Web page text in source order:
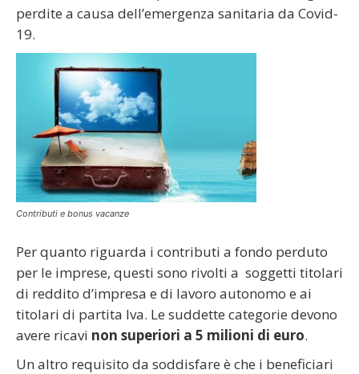
perdite a causa dell’emergenza sanitaria da Covid-
19.
Contributi e bonus vacanze
Per quanto riguarda i contributi a fondo perduto
per le imprese, questi sono rivolti a soggetti titolari
di reddito d’impresa e di lavoro autonomo e ai
titolari di partita Iva. Le suddette categorie devono
avere ricavi non superiori a 5 milioni di euro.
Un altro requisito da soddisfare è che i beneficiari